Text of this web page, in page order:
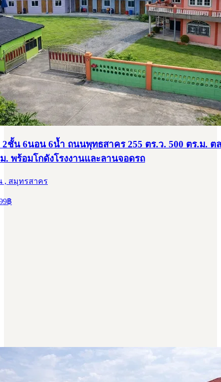
2ชั้น 6นอน 6น้ำ ถนนพุทธสาคร 255 ตร.ว. 500 ตร.ม. ต
. พร้อมโกดังโรงงานและลานจอดรถ
, สมุทรสาคร
฿